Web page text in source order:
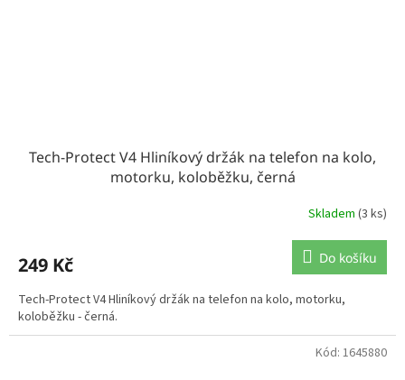
Tech-Protect V4 Hliníkový držák na telefon na kolo,
motorku, koloběžku, černá
Skladem (3 ks)
249 Kč Do košíku
Tech-Protect V4 Hliníkový držák na telefon na kolo, motorku,
koloběžku - černá.
Kód: 1645880